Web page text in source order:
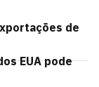
de
EUA pode